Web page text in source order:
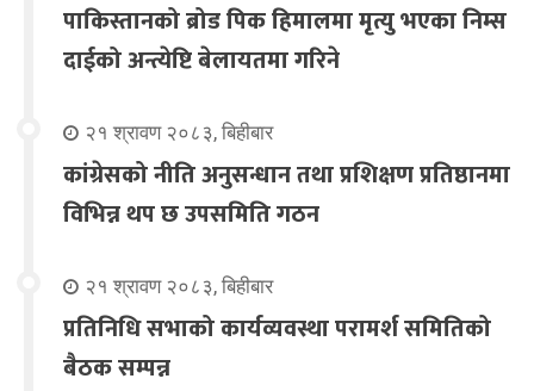
पाकिस्तानको ब्रोड पिक हिमालमा मृत्यु भएका निम्स
दाईको अन्त्येष्टि बेलायतमा गरिने
२१ श्रावण २०८३, बिहीबार
कांग्रेसको नीति अनुसन्धान तथा प्रशिक्षण प्रतिष्ठानमा
विभिन्न थप छ उपसमिति गठन
२१ श्रावण २०८३, बिहीबार
प्रतिनिधि सभाको कार्यव्यवस्था परामर्श समितिको
बैठक सम्पन्न